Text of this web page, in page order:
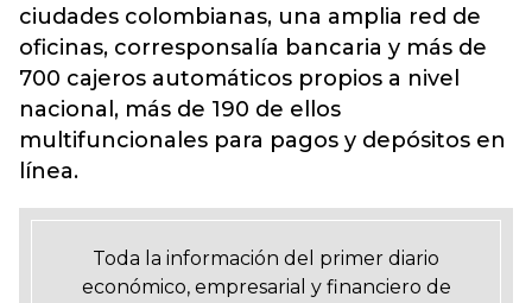
ciudades colombianas, una amplia red de
oficinas, corresponsalía bancaria y más de
700 cajeros automáticos propios a nivel
nacional, más de 190 de ellos
multifuncionales para pagos y depósitos en
línea.
Toda la información del primer diario
económico, empresarial y financiero de